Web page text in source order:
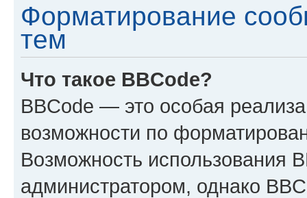
Форматирование
тем
Что такое BBCode?
BBCode — это особая
возможности по
Возможность использования
администратором, однако